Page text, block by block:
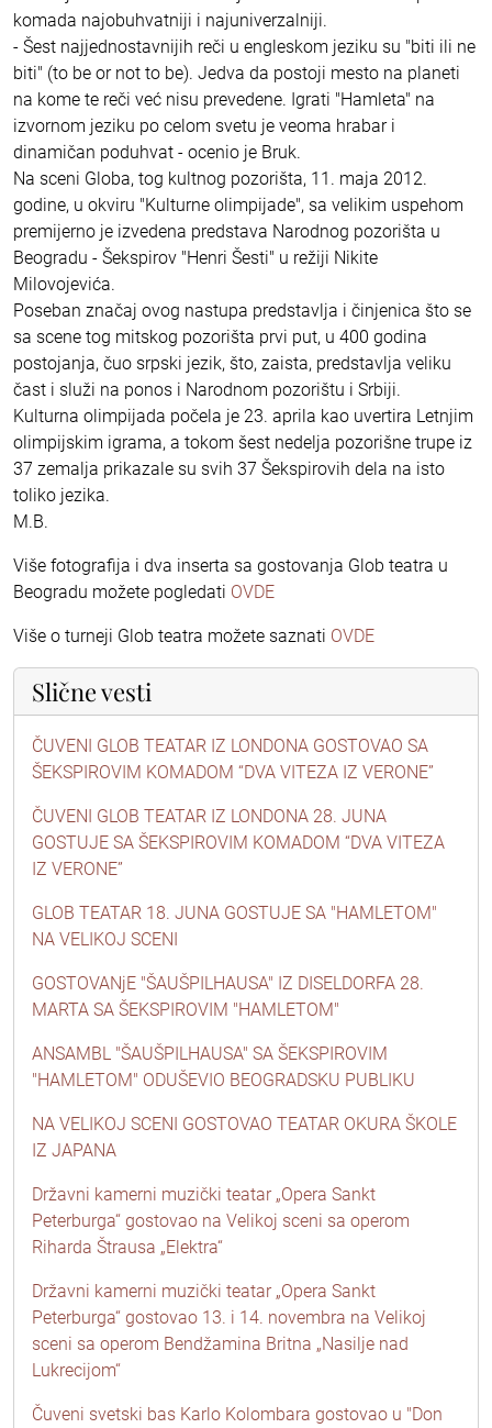
komada najobuhvatniji i najuniverzalniji.
- Šest najjednostavnijih reči u engleskom jeziku su "biti ili ne
biti" (to be or not to be). Jedva da postoji mesto na planeti
na kome te reči već nisu prevedene. Igrati "Hamleta" na
izvornom jeziku po celom svetu je veoma hrabar i
dinamičan poduhvat - ocenio je Bruk.
Na sceni Globa, tog kultnog pozorišta, 11. maja 2012.
godine, u okviru "Kulturne olimpijade", sa velikim uspehom
premijerno je izvedena predstava Narodnog pozorišta u
Beogradu - Šekspirov "Henri Šesti" u režiji Nikite
Milovojevića.
Poseban značaj ovog nastupa predstavlja i činjenica što se
sa scene tog mitskog pozorišta prvi put, u 400 godina
postojanja, čuo srpski jezik, što, zaista, predstavlja veliku
čast i služi na ponos i Narodnom pozorištu i Srbiji.
Kulturna olimpijada počela je 23. aprila kao uvertira Letnjim
olimpijskim igrama, a tokom šest nedelja pozorišne trupe iz
37 zemalja prikazale su svih 37 Šekspirovih dela na isto
toliko jezika.
M.B.
Više fotografija i dva inserta sa gostovanja Glob teatra u
Beogradu možete pogledati OVDE
Više o turneji Glob teatra možete saznati OVDE
Slične vesti
ČUVENI GLOB TEATAR IZ LONDONA GOSTOVAO SA
ŠEKSPIROVIM KOMADOM “DVA VITEZA IZ VERONE”
ČUVENI GLOB TEATAR IZ LONDONA 28. JUNA
GOSTUJE SA ŠEKSPIROVIM KOMADOM “DVA VITEZA
IZ VERONE”
GLOB TEATAR 18. JUNA GOSTUJE SA "HAMLETOM"
NA VELIKOJ SCENI
GOSTOVANjE "ŠAUŠPILHAUSA" IZ DISELDORFA 28.
MARTA SA ŠEKSPIROVIM "HAMLETOM"
ANSAMBL "ŠAUŠPILHAUSA" SA ŠEKSPIROVIM
"HAMLETOM" ODUŠEVIO BEOGRADSKU PUBLIKU
NA VELIKOJ SCENI GOSTOVAO TEATAR OKURA ŠKOLE
IZ JAPANA
Državni kamerni muzički teatar „Opera Sankt
Peterburga“ gostovao na Velikoj sceni sa operom
Riharda Štrausa „Elektra“
Državni kamerni muzički teatar „Opera Sankt
Peterburga“ gostovao 13. i 14. novembra na Velikoj
sceni sa operom Bendžamina Britna „Nasilje nad
Lukrecijom“
Čuveni svetski bas Karlo Kolombara gostovao u "Don